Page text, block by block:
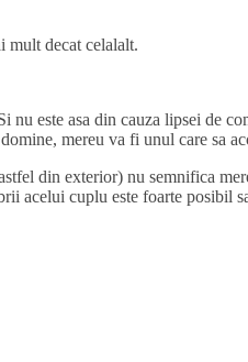
mult decat celalalt.
nu este asa din cauza lipsei de
mereu va fi unul care sa
din exterior) nu semnifica
acelui cuplu este foarte posibil